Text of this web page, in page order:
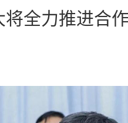
全力推进合